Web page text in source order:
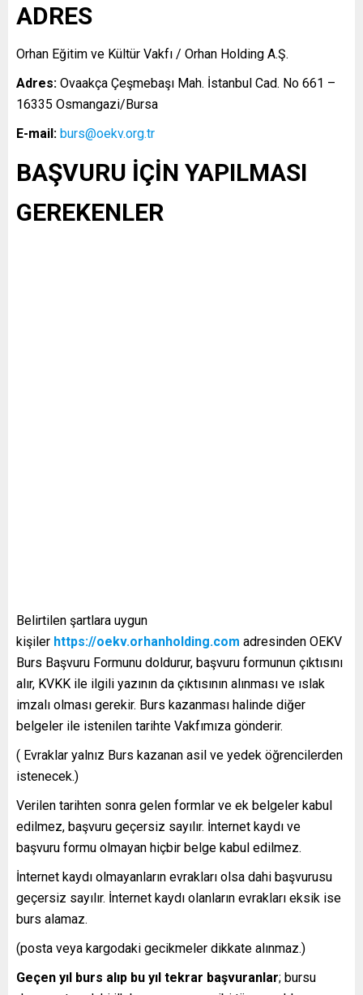
ADRES
Orhan Eğitim ve Kültür Vakfı / Orhan Holding A.Ş.
Adres: Ovaakça Çeşmebaşı Mah. İstanbul Cad. No 661 –
16335 Osmangazi/Bursa
E-mail: burs@oekv.org.tr
BAŞVURU İÇİN YAPILMASI
GEREKENLER
Belirtilen şartlara uygun
kişiler https://oekv.orhanholding.com adresinden OEKV
Burs Başvuru Formunu doldurur, başvuru formunun çıktısını
alır, KVKK ile ilgili yazının da çıktısının alınması ve ıslak
imzalı olması gerekir. Burs kazanması halinde diğer
belgeler ile istenilen tarihte Vakfımıza gönderir.
( Evraklar yalnız Burs kazanan asil ve yedek öğrencilerden
istenecek.)
Verilen tarihten sonra gelen formlar ve ek belgeler kabul
edilmez, başvuru geçersiz sayılır. İnternet kaydı ve
başvuru formu olmayan hiçbir belge kabul edilmez.
İnternet kaydı olmayanların evrakları olsa dahi başvurusu
geçersiz sayılır. İnternet kaydı olanların evrakları eksik ise
burs alamaz.
(posta veya kargodaki gecikmeler dikkate alınmaz.)
Geçen yıl burs alıp bu yıl tekrar başvuranlar; bursu